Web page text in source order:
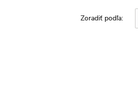
Zoradiť podľa: